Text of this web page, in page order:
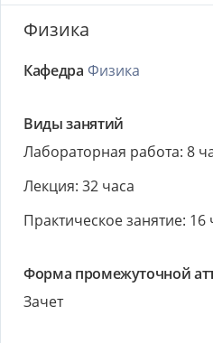
Физика
Кафедра Физика
Виды занятий
Лабораторная работа: 8
Лекция: 32 часа
Практическое занятие: 16
Форма промежуточной
Зачет